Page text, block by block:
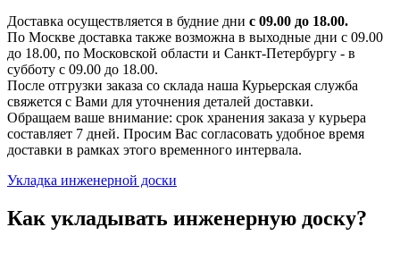
Доставка осуществляется в будние дни с 09.00 до 18.00.
По Москве доставка также возможна в выходные дни с 09.00
до 18.00, по Московской области и Санкт-Петербургу - в
субботу с 09.00 до 18.00.
После отгрузки заказа со склада наша Курьерская служба
свяжется с Вами для уточнения деталей доставки.
Обращаем ваше внимание: срок хранения заказа у курьера
составляет 7 дней. Просим Вас согласовать удобное время
доставки в рамках этого временного интервала.
Укладка инженерной доски
Как укладывать инженерную доску?